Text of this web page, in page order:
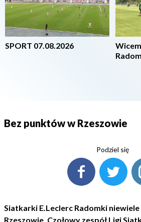
SPORT 07.08.2026
Bez punktów w Rzeszowie
Podziel się
Siatkarki E.Leclerc Radomki
Rzeszowie. Czołowy zespół Ligi